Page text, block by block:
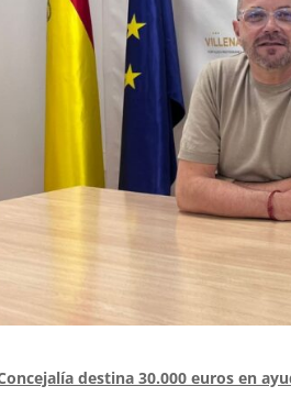
destina 30.000 euros en